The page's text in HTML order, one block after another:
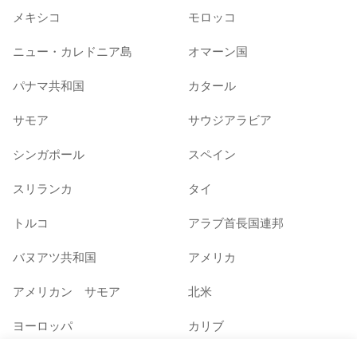
メキシコ モロッコ
ニュー・カレドニア島 オマーン国
パナマ共和国 カタール
サモア サウジアラビア
シンガポール スペイン
スリランカ タイ
トルコ アラブ首長国連邦
バヌアツ共和国 アメリカ
アメリカン サモア 北米
ヨーロッパ カリブ